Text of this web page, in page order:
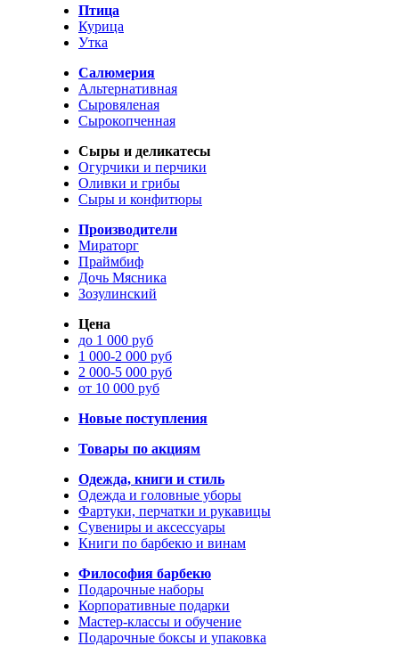
Птица
Курица
Утка
Салюмерия
Альтернативная
Сыровяленая
Сырокопченная
Сыры и деликатесы
Огурчики и перчики
Оливки и грибы
Сыры и конфитюры
Производители
Мираторг
Праймбиф
Дочь Мясника
Зозулинский
Цена
до 1 000 руб
1 000-2 000 руб
2 000-5 000 руб
от 10 000 руб
Новые поступления
Товары по акциям
Одежда, книги и стиль
Одежда и головные уборы
Фартуки, перчатки и рукавицы
Сувениры и аксессуары
Книги по барбекю и винам
Философия барбекю
Подарочные наборы
Корпоративные подарки
Мастер-классы и обучение
Подарочные боксы и упаковка